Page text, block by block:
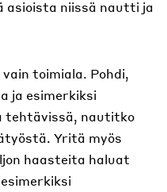
asioista niissä nautti ja
toimiala. Pohdi,
ja esimerkiksi
tehtävissä, nautitko
Yritä myös
haasteita haluat